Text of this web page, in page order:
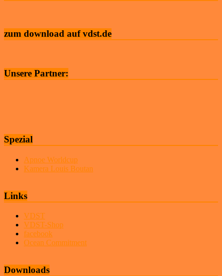
zum download auf vdst.de
Unsere Partner:
Spezial
Apnoe Worldcup
Kamera Louis Boutan
Links
VDST
VDST-Shop
facebook
Ocean Commitment
Downloads